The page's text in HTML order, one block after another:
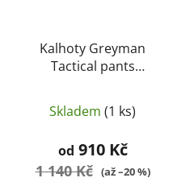
Kalhoty Greyman
Tactical pants
HELIKON
Skladem (1 ks)
od 910 Kč
1 140 Kč (až –20 %)